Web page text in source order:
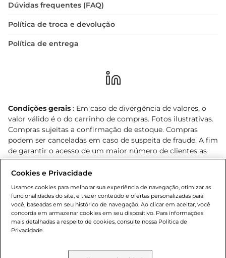
Dúvidas frequentes (FAQ)
Política de troca e devolução
Política de entrega
Condições gerais : Em caso de divergência de valores, o
valor válido é o do carrinho de compras. Fotos ilustrativas.
Compras sujeitas a confirmação de estoque. Compras
podem ser canceladas em caso de suspeita de fraude. A fim
de garantir o acesso de um maior número de clientes as
nossas promoções, a compra de produtos com preços
promocionais poderá ter sua quantidade limitada por
cliente. Os preços, ofertas e condições são exclusivos para
o e-commerce e válidos durante o dia de hoje, podendo
sofrer alterações sem prévia notificação. Proibida a venda
de bebidas alcoólicas para menores de 18 anos, conforme
Lei n.º 8069/90, art. 81, inciso II (Estatuto da Criança e do
Cookies e Privacidade
Usamos cookies para melhorar sua experiência de navegação, otimizar as
funcionalidades do site, e trazer conteúdo e ofertas personalizadas para
você, baseadas em seu histórico de navegação. Ao clicar em aceitar, você
concorda em armazenar cookies em seu dispositivo. Para informações
mais detalhadas a respeito de cookies, consulte nossa Política de
Privacidade.